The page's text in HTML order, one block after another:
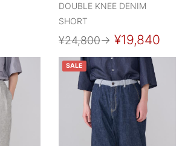
DOUBLE KNEE DENIM
SHORT
¥24,800→ ¥19,840
SALE